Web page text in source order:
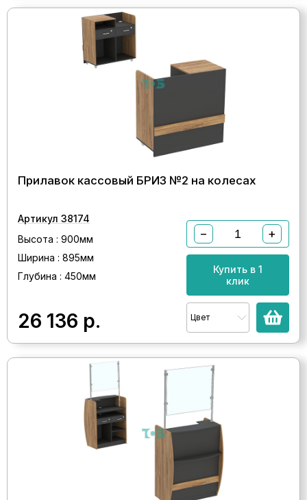
Прилавок кассовый БРИЗ №2 на колесах
Артикул 38174
Высота : 900мм
Ширина : 895мм
Глубина : 450мм
26 136 р.
− +
Купить в 1
клик
Цвет